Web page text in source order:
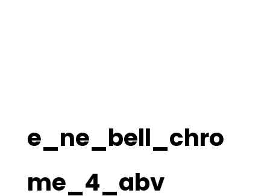
e_ne_bell_chro
me_4_abv